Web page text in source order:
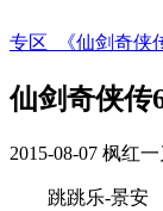
专区_《仙剑奇侠
仙剑奇侠
2015-08-07 枫红
跳跳乐-景安